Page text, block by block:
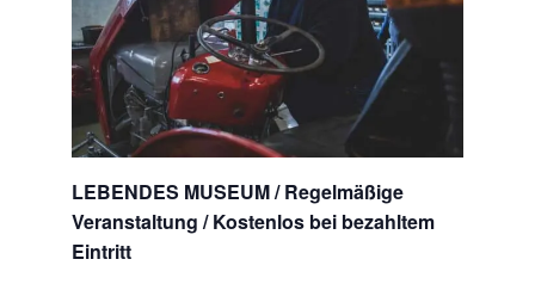
LEBENDES MUSEUM / Regelmäßige
Veranstaltung / Kostenlos bei bezahltem
Eintritt